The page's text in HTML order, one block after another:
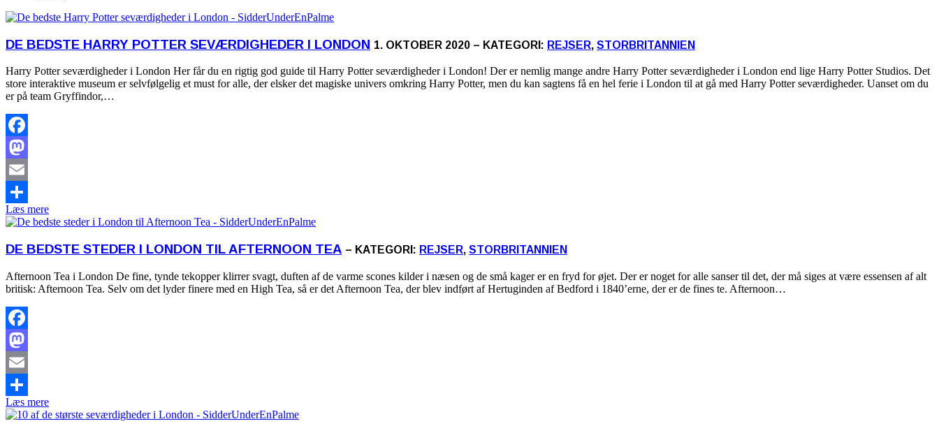
DE BEDSTE HARRY POTTER SEVÆRDIGHEDER I LONDON 1. OKTOBER 2020 – KATEGORI: REJSER, STORBRITANNIEN
Harry Potter seværdigheder i London Her får du en rigtig god guide til Harry Potter seværdigheder i London! Der er nemlig mange andre Harry Potter seværdigheder i London end lige Harry Potter Studios. Det
store interaktive museum er selvfølgelig et must for alle, der elsker det magiske univers omkring Harry Potter, men du kan sagtens få en hel ferie i London til at gå med Harry Potter seværdigheder. Uanset om du
er på team Gryffindor,…
Facebook
Mastodon
Email
Share
Læs mere
DE BEDSTE STEDER I LONDON TIL AFTERNOON TEA – KATEGORI: REJSER, STORBRITANNIEN
Afternoon Tea i London De fine, tynde tekopper klirrer svagt, duften af de varme scones kilder i næsen og de små kager er en fryd for øjet. Der er noget for alle sanser til det, der må siges at være essensen af alt
britisk: Afternoon Tea. Selv om det lyder finere med en High Tea, så er det Afternoon Tea, der blev indført af Hertuginden af Bedford i 1840’erne, der er de fines te. Afternoon…
Facebook
Mastodon
Email
Share
Læs mere